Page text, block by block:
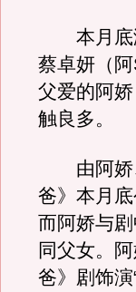
本月底演
蔡卓妍（
父爱的阿
触良多。
由阿娇、
爸》本月
而阿娇与
同父女。
爸》剧饰演